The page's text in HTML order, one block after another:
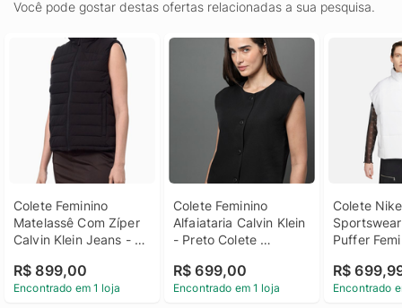
Você pode gostar destas ofertas relacionadas a sua pesquisa.
Colete Feminino
Matelassê Com Zíper
Calvin Klein Jeans -
Matelassê Com Zíper
Calvin Klein Jeans
R$ 899,00
Encontrado em 1 loja
Colete Feminino
Alfaiataria Calvin Klein
- Preto Colete
Calvin Klein Preto 40
R$ 699,00
Encontrado em 1 loja
Colete Nike
Puffer
R$
Encontrado